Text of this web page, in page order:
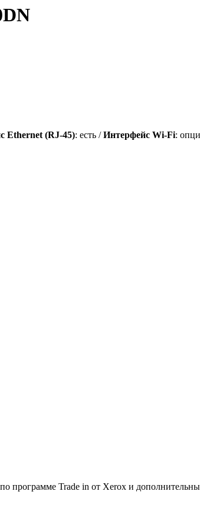
Ethernet (RJ-45): есть /Интерфейс Wi-Fi:
программе Trade in от Xerox и